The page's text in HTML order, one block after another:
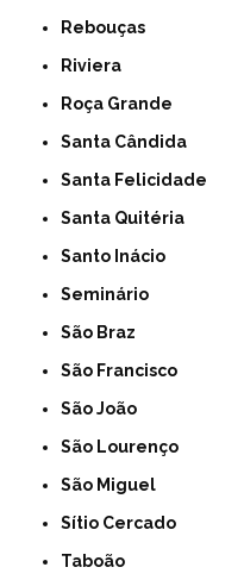
Rebouças
Riviera
Roça Grande
Santa Cândida
Santa Felicidade
Santa Quitéria
Santo Inácio
Seminário
São Braz
São Francisco
São João
São Lourenço
São Miguel
Sítio Cercado
Taboão